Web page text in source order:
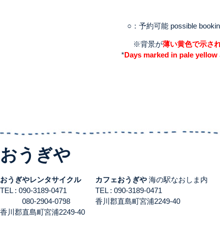
○：予約可能 possible
※背景が薄い黄色で示さ
*Days marked in pale yellow
おうぎや
おうぎやレンタサイクル
TEL : 090-3189-0471
080-2904-0798
香川郡直島町宮浦2249-40
カフェおうぎや 海の駅なおしま内
TEL : 090-3189-0471
香川郡直島町宮浦2249-40